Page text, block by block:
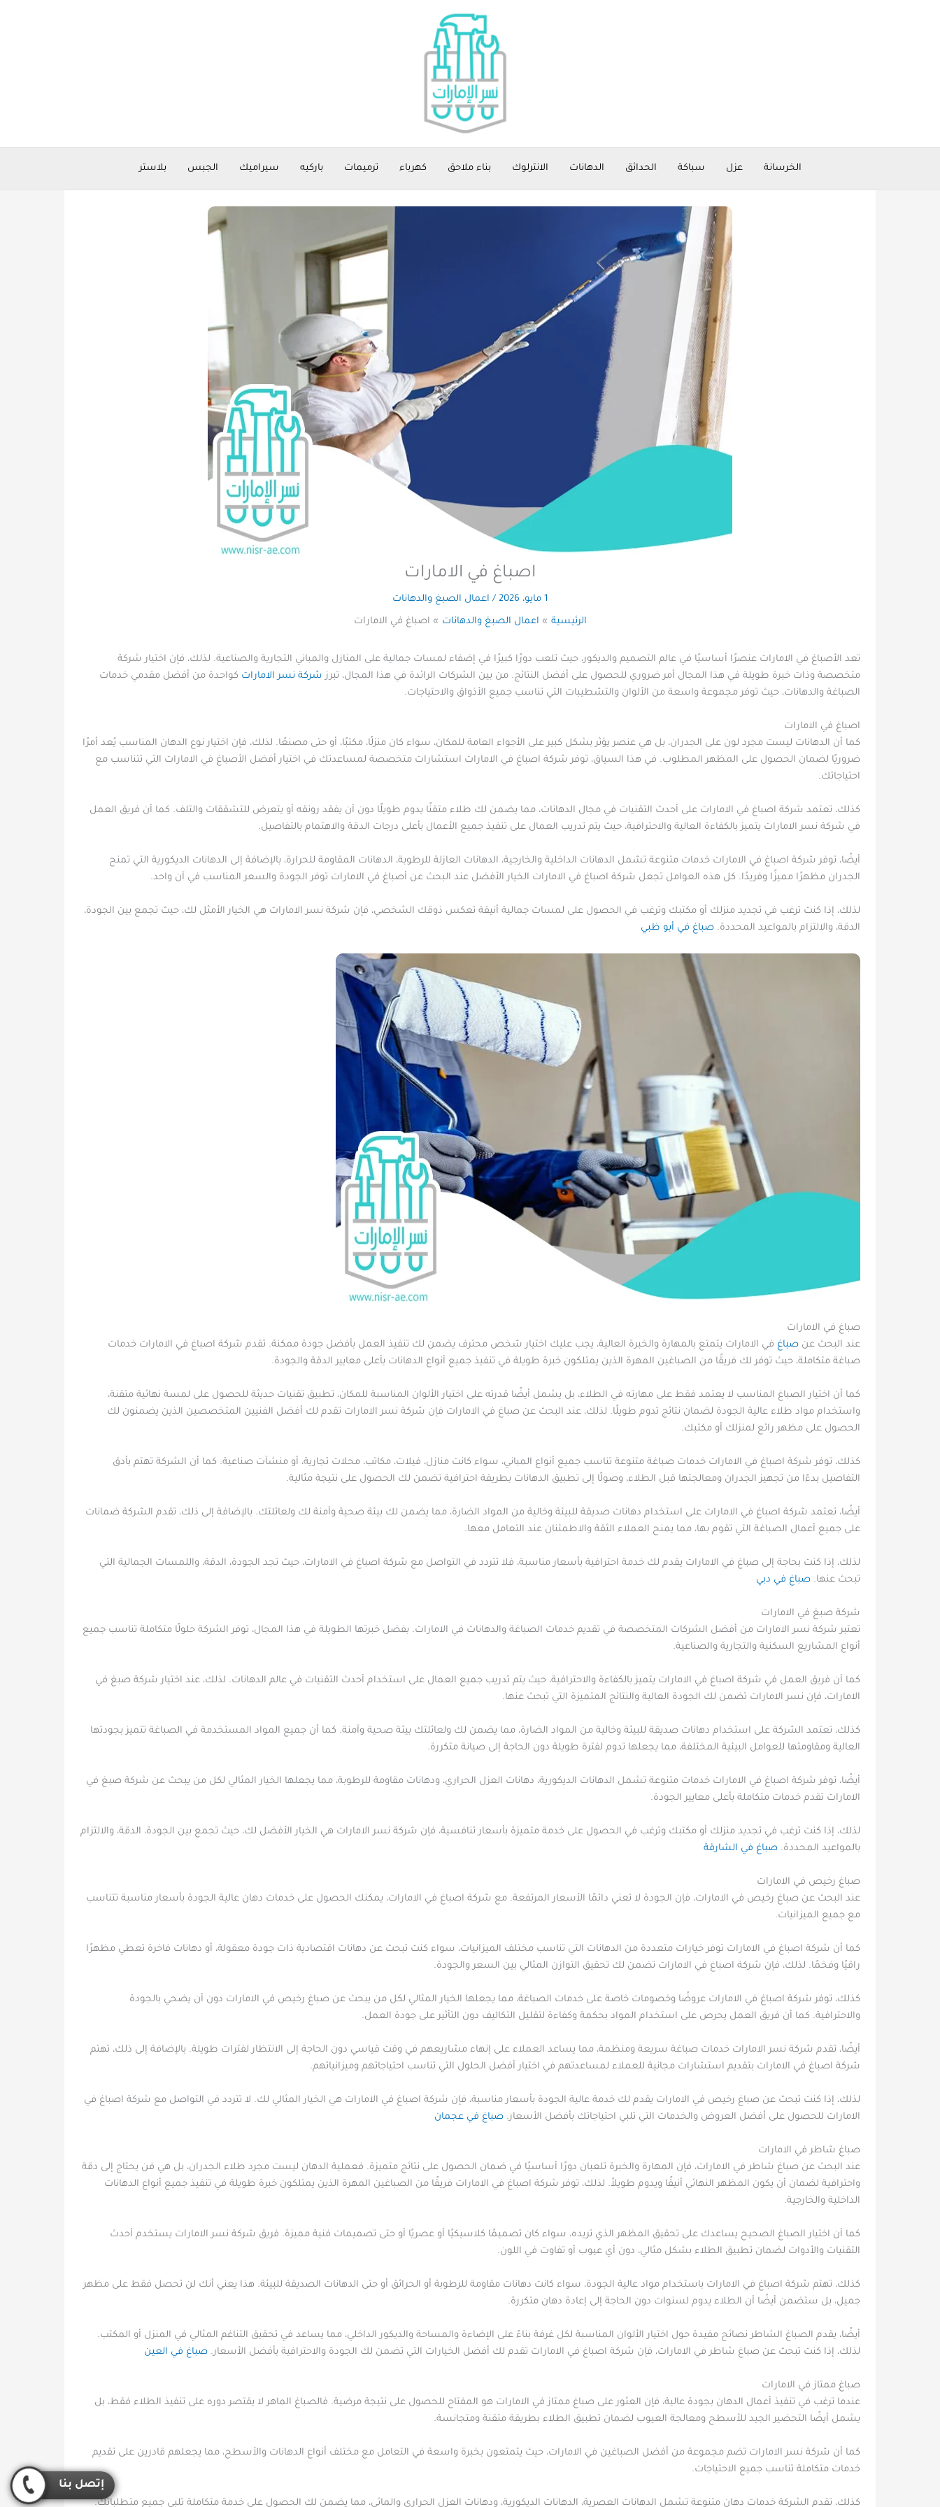
الخرسانة عزل سباكة الحدائق الدهانات الانترلوك بناء ملاحق كهرباء ترميمات باركيه سيراميك الجبس بلاستر
اصباغ في الامارات
1 مايو، 2026 / اعمال الصبغ والدهانات
الرئيسية اعمال الصبغ والدهانات اصباغ في الامارات
تعد الأصباغ في الامارات عنصرًا أساسيًا في عالم التصميم والديكور، حيث تلعب دورًا كبيرًا في إضفاء لمسات جمالية على المنازل والمباني التجارية والصناعية. لذلك، فإن اختيار شركة
متخصصة وذات خبرة طويلة في هذا المجال أمر ضروري للحصول على أفضل النتائج. من بين الشركات الرائدة في هذا المجال، تبرز شركة نسر الامارات كواحدة من أفضل مقدمي خدمات
الصباغة والدهانات، حيث توفر مجموعة واسعة من الألوان والتشطيبات التي تناسب جميع الأذواق والاحتياجات.
اصباغ في الامارات
كما أن الدهانات ليست مجرد لون على الجدران، بل هي عنصر يؤثر بشكل كبير على الأجواء العامة للمكان، سواء كان منزلًا، مكتبًا، أو حتى مصنعًا. لذلك، فإن اختيار نوع الدهان المناسب يُعد أمرًا
ضروريًا لضمان الحصول على المظهر المطلوب. في هذا السياق، توفر شركة اصباغ في الامارات استشارات متخصصة لمساعدتك في اختيار أفضل الأصباغ في الامارات التي تتناسب مع
احتياجاتك.
كذلك، تعتمد شركة اصباغ في الامارات على أحدث التقنيات في مجال الدهانات، مما يضمن لك طلاء متقنًا يدوم طويلًا دون أن يفقد رونقه أو يتعرض للتشققات والتلف. كما أن فريق العمل
في شركة نسر الامارات يتميز بالكفاءة العالية والاحترافية، حيث يتم تدريب العمال على تنفيذ جميع الأعمال بأعلى درجات الدقة والاهتمام بالتفاصيل.
أيضًا، توفر شركة اصباغ في الامارات خدمات متنوعة تشمل الدهانات الداخلية والخارجية، الدهانات العازلة للرطوبة، الدهانات المقاومة للحرارة، بالإضافة إلى الدهانات الديكورية التي تمنح
الجدران مظهرًا مميزًا وفريدًا. كل هذه العوامل تجعل شركة اصباغ في الامارات الخيار الأفضل عند البحث عن أصباغ في الامارات توفر الجودة والسعر المناسب في آن واحد.
لذلك، إذا كنت ترغب في تجديد منزلك أو مكتبك وترغب في الحصول على لمسات جمالية أنيقة تعكس ذوقك الشخصي، فإن شركة نسر الامارات هي الخيار الأمثل لك، حيث تجمع بين الجودة،
الدقة، والالتزام بالمواعيد المحددة.صباغ في أبو ظبي
صباغ في الامارات
عند البحث عنصباغ في الامارات يتمتع بالمهارة والخبرة العالية، يجب عليك اختيار شخص محترف يضمن لك تنفيذ العمل بأفضل جودة ممكنة. تقدم شركة اصباغ في الامارات خدمات
صباغة متكاملة، حيث توفر لك فريقًا من الصباغين المهرة الذين يمتلكون خبرة طويلة في تنفيذ جميع أنواع الدهانات بأعلى معايير الدقة والجودة.
كما أن اختيار الصباغ المناسب لا يعتمد فقط على مهارته في الطلاء، بل يشمل أيضًا قدرته على اختيار الألوان المناسبة للمكان، تطبيق تقنيات حديثة للحصول على لمسة نهائية متقنة،
واستخدام مواد طلاء عالية الجودة لضمان نتائج تدوم طويلًا. لذلك، عند البحث عن صباغ في الامارات فإن شركة نسر الامارات تقدم لك أفضل الفنيين المتخصصين الذين يضمنون لك
الحصول على مظهر رائع لمنزلك أو مكتبك.
كذلك، توفر شركة اصباغ في الامارات خدمات صباغة متنوعة تناسب جميع أنواع المباني، سواء كانت منازل، فيلات، مكاتب، محلات تجارية، أو منشآت صناعية. كما أن الشركة تهتم بأدق
التفاصيل بدءًا من تجهيز الجدران ومعالجتها قبل الطلاء، وصولًا إلى تطبيق الدهانات بطريقة احترافية تضمن لك الحصول على نتيجة مثالية.
أيضًا، تعتمد شركة اصباغ في الامارات على استخدام دهانات صديقة للبيئة وخالية من المواد الضارة، مما يضمن لك بيئة صحية وآمنة لك ولعائلتك. بالإضافة إلى ذلك، تقدم الشركة ضمانات
على جميع أعمال الصباغة التي تقوم بها، مما يمنح العملاء الثقة والاطمئنان عند التعامل معها.
لذلك، إذا كنت بحاجة إلى صباغ في الامارات يقدم لك خدمة احترافية بأسعار مناسبة، فلا تتردد في التواصل مع شركة اصباغ في الامارات، حيث تجد الجودة، الدقة، واللمسات الجمالية التي
تبحث عنها.صباغ في دبي
شركة صبغ في الامارات
تعتبر شركة نسر الامارات من أفضل الشركات المتخصصة في تقديم خدمات الصباغة والدهانات في الامارات. بفضل خبرتها الطويلة في هذا المجال، توفر الشركة حلولًا متكاملة تناسب جميع
أنواع المشاريع السكنية والتجارية والصناعية.
كما أن فريق العمل في شركة اصباغ في الامارات يتميز بالكفاءة والاحترافية، حيث يتم تدريب جميع العمال على استخدام أحدث التقنيات في عالم الدهانات. لذلك، عند اختيار شركة صبغ في
الامارات، فإن نسر الامارات تضمن لك الجودة العالية والنتائج المتميزة التي تبحث عنها.
كذلك، تعتمد الشركة على استخدام دهانات صديقة للبيئة وخالية من المواد الضارة، مما يضمن لك ولعائلتك بيئة صحية وآمنة. كما أن جميع المواد المستخدمة في الصباغة تتميز بجودتها
العالية ومقاومتها للعوامل البيئية المختلفة، مما يجعلها تدوم لفترة طويلة دون الحاجة إلى صيانة متكررة.
أيضًا، توفر شركة اصباغ في الامارات خدمات متنوعة تشمل الدهانات الديكورية، دهانات العزل الحراري، ودهانات مقاومة للرطوبة، مما يجعلها الخيار المثالي لكل من يبحث عن شركة صبغ في
الامارات تقدم خدمات متكاملة بأعلى معايير الجودة.
لذلك، إذا كنت ترغب في تجديد منزلك أو مكتبك وترغب في الحصول على خدمة متميزة بأسعار تنافسية، فإن شركة نسر الامارات هي الخيار الأفضل لك، حيث تجمع بين الجودة، الدقة، والالتزام
بالمواعيد المحددة.صباغ في الشارقة
صباغ رخيص في الامارات
عند البحث عن صباغ رخيص في الامارات، فإن الجودة لا تعني دائمًا الأسعار المرتفعة. مع شركة اصباغ في الامارات، يمكنك الحصول على خدمات دهان عالية الجودة بأسعار مناسبة تتناسب
مع جميع الميزانيات.
كما أن شركة اصباغ في الامارات توفر خيارات متعددة من الدهانات التي تناسب مختلف الميزانيات، سواء كنت تبحث عن دهانات اقتصادية ذات جودة معقولة، أو دهانات فاخرة تعطي مظهرًا
راقيًا وفخمًا. لذلك، فإن شركة اصباغ في الامارات تضمن لك تحقيق التوازن المثالي بين السعر والجودة.
كذلك، توفر شركة اصباغ في الامارات عروضًا وخصومات خاصة على خدمات الصباغة، مما يجعلها الخيار المثالي لكل من يبحث عن صباغ رخيص في الامارات دون أن يضحي بالجودة
والاحترافية. كما أن فريق العمل يحرص على استخدام المواد بحكمة وكفاءة لتقليل التكاليف دون التأثير على جودة العمل.
أيضًا، تقدم شركة نسر الامارات خدمات صباغة سريعة ومنظمة، مما يساعد العملاء على إنهاء مشاريعهم في وقت قياسي دون الحاجة إلى الانتظار لفترات طويلة. بالإضافة إلى ذلك، تهتم
شركة اصباغ في الامارات بتقديم استشارات مجانية للعملاء لمساعدتهم في اختيار أفضل الحلول التي تناسب احتياجاتهم وميزانياتهم.
لذلك، إذا كنت تبحث عن صباغ رخيص في الامارات يقدم لك خدمة عالية الجودة بأسعار مناسبة، فإن شركة اصباغ في الامارات هي الخيار المثالي لك. لا تتردد في التواصل مع شركة اصباغ في
الامارات للحصول على أفضل العروض والخدمات التي تلبي احتياجاتك بأفضل الأسعار. صباغ في عجمان
صباغ شاطر في الامارات
عند البحث عن صباغ شاطر في الامارات، فإن المهارة والخبرة تلعبان دورًا أساسيًا في ضمان الحصول على نتائج متميزة. فعملية الدهان ليست مجرد طلاء الجدران، بل هي فن يحتاج إلى دقة
واحترافية لضمان أن يكون المظهر النهائي أنيقًا ويدوم طويلاً. لذلك، توفر شركة اصباغ في الامارات فريقًا من الصباغين المهرة الذين يمتلكون خبرة طويلة في تنفيذ جميع أنواع الدهانات
الداخلية والخارجية.
كما أن اختيار الصباغ الصحيح يساعدك على تحقيق المظهر الذي تريده، سواء كان تصميمًا كلاسيكيًا أو عصريًا أو حتى تصميمات فنية مميزة. فريق شركة نسر الامارات يستخدم أحدث
التقنيات والأدوات لضمان تطبيق الطلاء بشكل مثالي، دون أي عيوب أو تفاوت في اللون.
كذلك، تهتم شركة اصباغ في الامارات باستخدام مواد عالية الجودة، سواء كانت دهانات مقاومة للرطوبة أو الحرائق أو حتى الدهانات الصديقة للبيئة. هذا يعني أنك لن تحصل فقط على مظهر
جميل، بل ستضمن أيضًا أن الطلاء يدوم لسنوات دون الحاجة إلى إعادة دهان متكررة.
أيضًا، يقدم الصباغ الشاطر نصائح مفيدة حول اختيار الألوان المناسبة لكل غرفة بناءً على الإضاءة والمساحة والديكور الداخلي، مما يساعد في تحقيق التناغم المثالي في المنزل أو المكتب.
لذلك، إذا كنت تبحث عن صباغ شاطر في الامارات، فإن شركة اصباغ في الامارات تقدم لك أفضل الخيارات التي تضمن لك الجودة والاحترافية بأفضل الأسعار.صباغ في العين
صباغ ممتاز في الامارات
عندما ترغب في تنفيذ أعمال الدهان بجودة عالية، فإن العثور على صباغ ممتاز في الامارات هو المفتاح للحصول على نتيجة مرضية. فالصباغ الماهر لا يقتصر دوره على تنفيذ الطلاء فقط، بل
يشمل أيضًا التحضير الجيد للأسطح ومعالجة العيوب لضمان تطبيق الطلاء بطريقة متقنة ومتجانسة.
كما أن شركة نسر الامارات تضم مجموعة من أفضل الصباغين في الامارات، حيث يتمتعون بخبرة واسعة في التعامل مع مختلف أنواع الدهانات والأسطح، مما يجعلهم قادرين على تقديم
خدمات متكاملة تناسب جميع الاحتياجات.
كذلك، تقدم الشركة خدمات دهان متنوعة تشمل الدهانات العصرية، الدهانات الديكورية، ودهانات العزل الحراري والمائي، مما يضمن لك الحصول على خدمة متكاملة تلبي جميع متطلباتك.
إتصل بنا